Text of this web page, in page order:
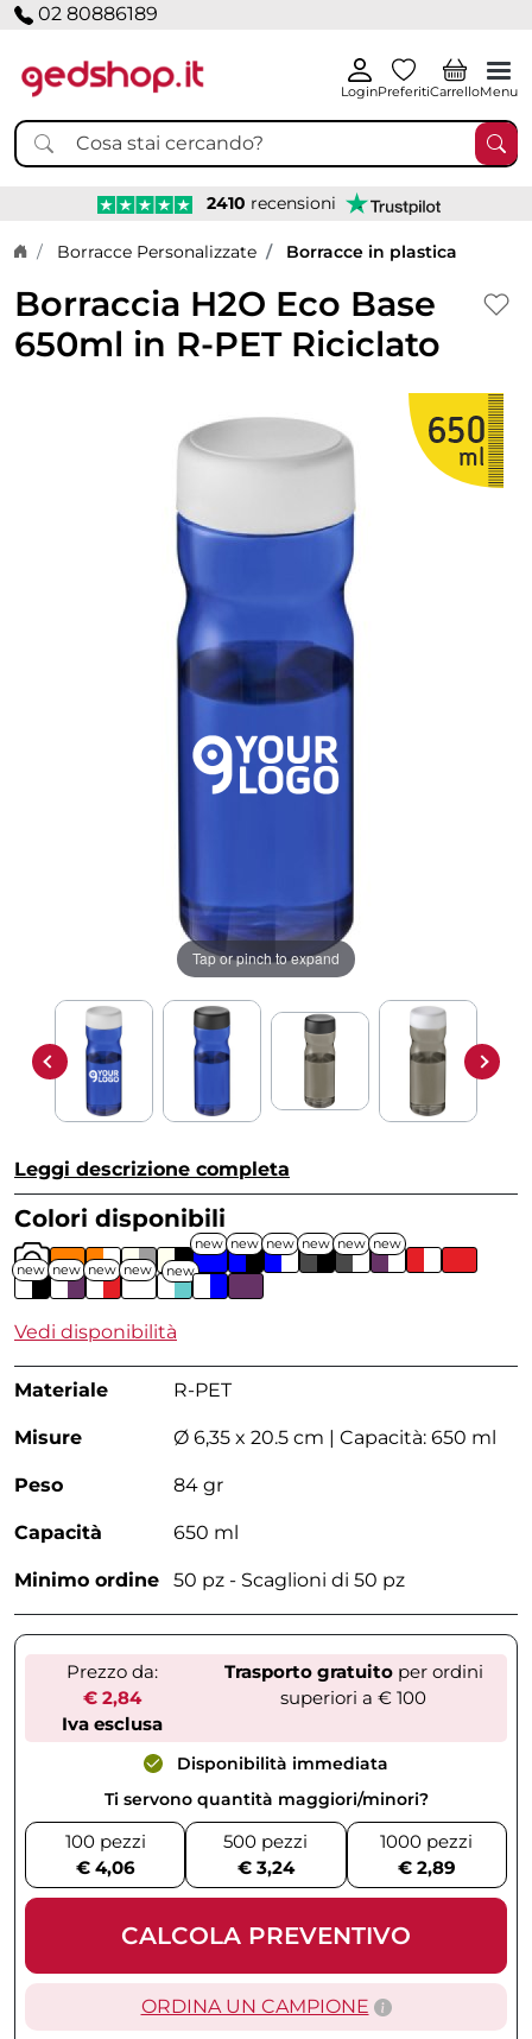
02 80886189
LoginPreferitiCarrelloMenu
2410 recensioni
Home page
Borracce Personalizzate Borracce in plastica
Borraccia H2O Eco Base
650ml in R-PET Riciclato
Tap or pinch to expand
Leggi descrizione completa
Colori disponibili
new new new new new new
new new new new new
Vedi disponibilità
Materiale R-PET
Misure Ø 6,35 x 20.5 cm | Capacità: 650 ml
Peso 84 gr
Capacità 650 ml
Minimo ordine 50 pz - Scaglioni di 50 pz
Prezzo da:
€ 2,84
Iva esclusa
Trasporto gratuitoper ordini
superiori a € 100
Disponibilità immediata
Ti servono quantità maggiori/minori?
100 pezzi
€ 4,06
500 pezzi
€ 3,24
1000 pezzi
€ 2,89
CALCOLA PREVENTIVO
ORDINA UN CAMPIONE